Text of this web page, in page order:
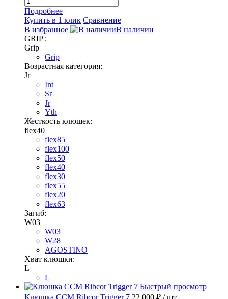
Подробнее
Купить в 1 клик Сравнение
В избранное
В наличии
GRIP :
Grip
Grip
Возрастная категория:
Jr
Int
Sr
Jr
Yth
Жесткость клюшек:
flex40
flex85
flex100
flex50
flex40
flex30
flex55
flex20
flex63
Загиб:
W03
W03
W28
AGOSTINO
Хват клюшки:
L
L
Быстрый просмотр